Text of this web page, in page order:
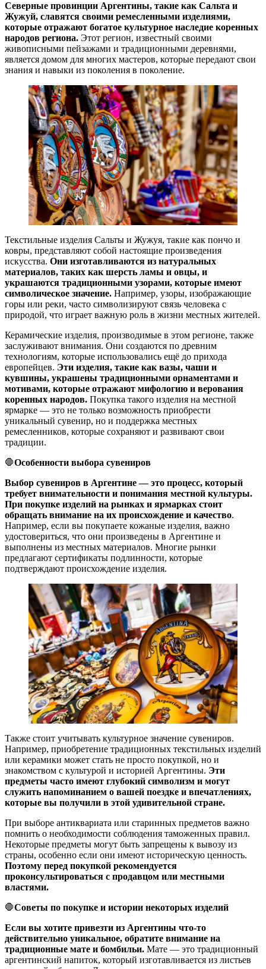
Северные провинции Аргентины, такие как Сальта и
Жужуй, славятся своими ремесленными изделиями,
которые отражают богатое культурное наследие коренных
народов региона. Этот регион, известный своими
живописными пейзажами и традиционными деревнями,
является домом для многих мастеров, которые передают свои
знания и навыки из поколения в поколение.
Текстильные изделия Сальты и Жужуя, такие как пончо и
ковры, представляют собой настоящие произведения
искусства. Они изготавливаются из натуральных
материалов, таких как шерсть ламы и овцы, и
украшаются традиционными узорами, которые имеют
символическое значение. Например, узоры, изображающие
горы или реки, часто символизируют связь человека с
природой, что играет важную роль в жизни местных жителей.
Керамические изделия, производимые в этом регионе, также
заслуживают внимания. Они создаются по древним
технологиям, которые использовались ещё до прихода
европейцев. Эти изделия, такие как вазы, чаши и
кувшины, украшены традиционными орнаментами и
мотивами, которые отражают мифологию и верования
коренных народов. Покупка такого изделия на местной
ярмарке — это не только возможность приобрести
уникальный сувенир, но и поддержка местных
ремесленников, которые сохраняют и развивают свои
традиции.
🛑Особенности выбора сувениров
Выбор сувениров в Аргентине — это процесс, который
требует внимательности и понимания местной культуры.
При покупке изделий на рынках и ярмарках стоит
обращать внимание на их происхождение и качество.
Например, если вы покупаете кожаные изделия, важно
удостовериться, что они произведены в Аргентине и
выполнены из местных материалов. Многие рынки
предлагают сертификаты подлинности, которые
подтверждают происхождение изделия.
Также стоит учитывать культурное значение сувениров.
Например, приобретение традиционных текстильных изделий
или керамики может стать не просто покупкой, но и
знакомством с культурой и историей Аргентины. Эти
предметы часто имеют глубокий символизм и могут
служить напоминанием о вашей поездке и впечатлениях,
которые вы получили в этой удивительной стране.
При выборе антиквариата или старинных предметов важно
помнить о необходимости соблюдения таможенных правил.
Некоторые предметы могут быть запрещены к вывозу из
страны, особенно если они имеют историческую ценность.
Поэтому перед покупкой рекомендуется
проконсультироваться с продавцом или местными
властями.
🛑Советы по покупке и истории некоторых изделий
Если вы хотите привезти из Аргентины что-то
действительно уникальное, обратите внимание на
традиционные мате и бомбильи. Мате — это традиционный
аргентинский напиток, который изготавливается из листьев